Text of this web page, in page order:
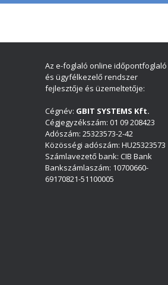
Az e-foglaló online időpontfoglaló
és ügyfélkezelő rendszer
fejlesztője és üzemeltetője:
Cégnév: GBIT SYSTEMS Kft.
Cégjegyzékszám: 01 09 208423
Adószám: 25323573-2-42
Közösségi adószám: HU25323573
Számlavezető bank: CIB Bank
Bankszámlaszám: 10700660-
69170821-51100005